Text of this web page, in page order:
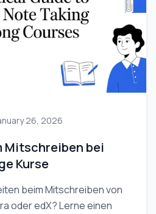
26, 2026
Mitschreiben bei
Kurse
beim Mitschreiben von
oder edX? Lerne einen